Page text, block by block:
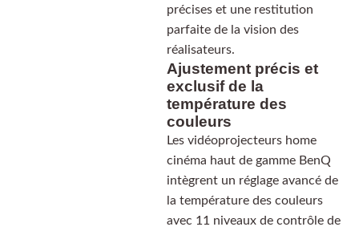
précises et une restitution
parfaite de la vision des
réalisateurs.
Ajustement précis et
exclusif de la
température des
couleurs
Les vidéoprojecteurs home
cinéma haut de gamme BenQ
intègrent un réglage avancé de
la température des couleurs
avec 11 niveaux de contrôle de